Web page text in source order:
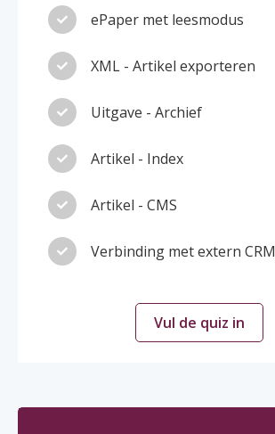
ePaper met leesmodus
XML - Artikel exporteren
Uitgave - Archief
Artikel - Index
Artikel - CMS
Verbinding met extern CRM
Vul de quiz in